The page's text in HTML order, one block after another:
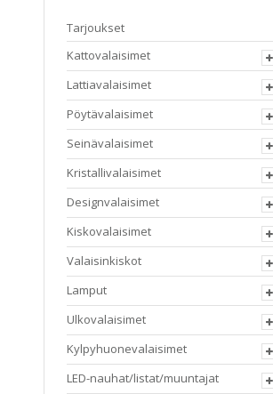
Tarjoukset
Kattovalaisimet
Lattiavalaisimet
Pöytävalaisimet
Seinävalaisimet
Kristallivalaisimet
Designvalaisimet
Kiskovalaisimet
Valaisinkiskot
Lamput
Ulkovalaisimet
Kylpyhuonevalaisimet
LED-nauhat/listat/muuntajat